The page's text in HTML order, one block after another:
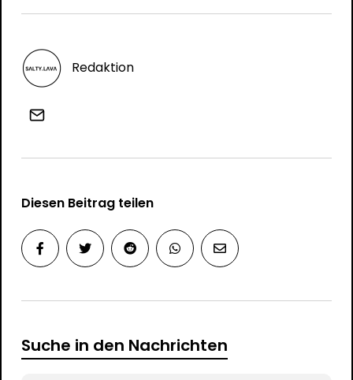
Redaktion
Diesen Beitrag teilen
Suche in den Nachrichten